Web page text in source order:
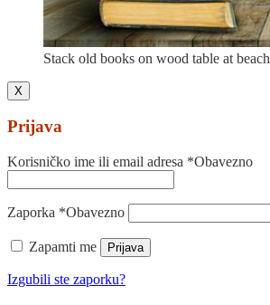
Stack old books on wood table at beach
X
Prijava
Korisničko ime ili email adresa *Obavezno
Zaporka *Obavezno
Zapamti me Prijava
Izgubili ste zaporku?